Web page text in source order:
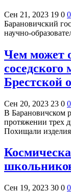
Сен 21, 2023 19 0 0
Барановичский
научно-
Чем может
Брестской
Сен 20, 2023 23 0 0
В Барановичском
протяжении трех
Похищали
Сен 19, 2023 30 0 0